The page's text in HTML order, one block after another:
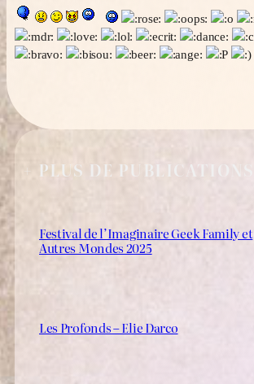
+ PLUS DE PUBLICATIONS
Festival de l’Imaginaire Geek Family et
Autres Mondes 2025
Les Profonds – Elie Darco